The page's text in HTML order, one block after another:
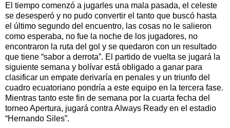
El tiempo comenzó a jugarles una mala pasada, el celeste
se desesperó y no pudo convertir el tanto que buscó hasta
el último segundo del encuentro, las cosas no le salieron
como esperaba, no fue la noche de los jugadores, no
encontraron la ruta del gol y se quedaron con un resultado
que tiene “sabor a derrota”. El partido de vuelta se jugará la
siguiente semana y bolívar está obligado a ganar para
clasificar un empate derivaría en penales y un triunfo del
cuadro ecuatoriano pondría a este equipo en la tercera fase.
Mientras tanto este fin de semana por la cuarta fecha del
torneo Apertura, jugará contra Always Ready en el estadio
“Hernando Siles”.